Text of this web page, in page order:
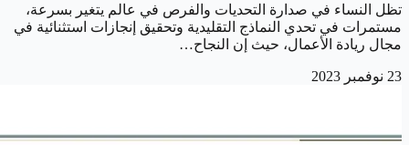
تظل النساء في صدارة التحديات والفرص في عالم يتغير بسرعة،
مستمرات في تحدي النماذج التقليدية وتحقيق إنجازات استثنائية في
مجال ريادة الأعمال، حيث إن النجاح…
23 نوفمبر 2023